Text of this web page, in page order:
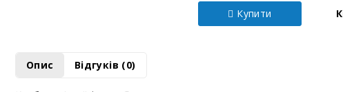
1 603.56 грн